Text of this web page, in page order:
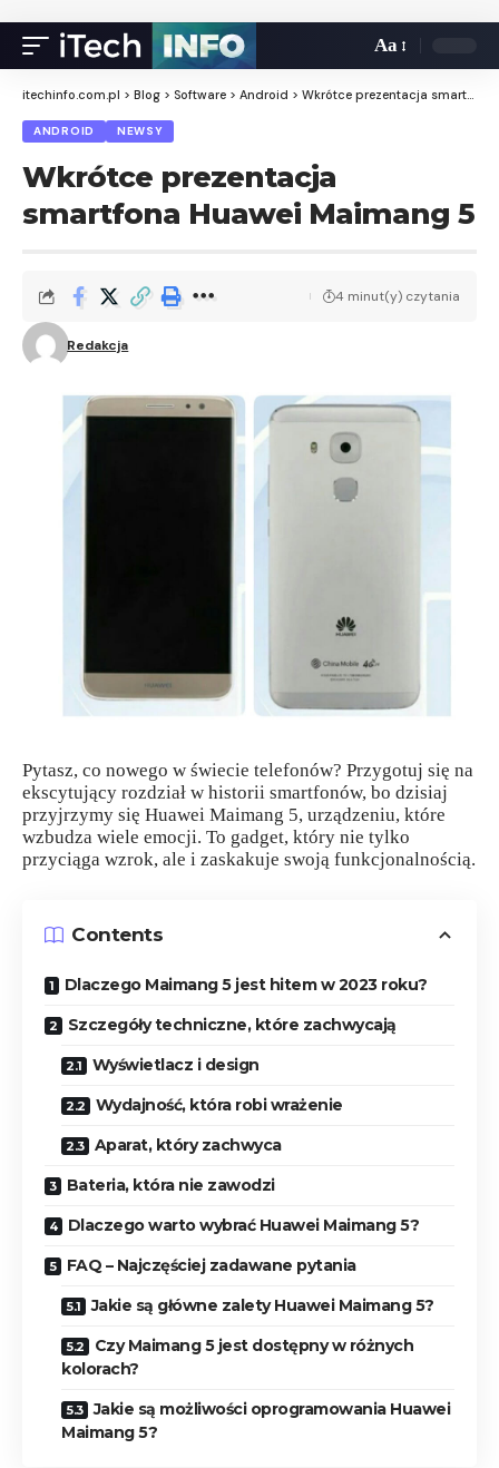
Aa
itechinfo.com.pl > Blog > Software > Android > Wkrótce prezentacja smartfona Huawei Maimang 5
ANDROID NEWSY
Wkrótce prezentacja
smartfona Huawei Maimang 5
Redakcja
4 minut(y) czytania
Pytasz, co nowego w świecie telefonów? Przygotuj się na
ekscytujący rozdział w historii smartfonów, bo dzisiaj
przyjrzymy się Huawei Maimang 5, urządzeniu, które
wzbudza wiele emocji. To gadget, który nie tylko
przyciąga wzrok, ale i zaskakuje swoją funkcjonalnością.
Contents
Dlaczego Maimang 5 jest hitem w 2023 roku?
Szczegóły techniczne, które zachwycają
Wyświetlacz i design
Wydajność, która robi wrażenie
Aparat, który zachwyca
Bateria, która nie zawodzi
Dlaczego warto wybrać Huawei Maimang 5?
FAQ – Najczęściej zadawane pytania
Jakie są główne zalety Huawei Maimang 5?
Czy Maimang 5 jest dostępny w różnych
kolorach?
Jakie są możliwości oprogramowania Huawei
Maimang 5?